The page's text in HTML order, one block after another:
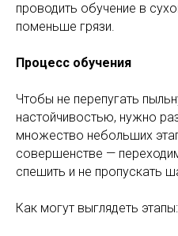
проводить обучение в
поменьше грязи.
Процесс обучения
Чтобы не перепугать
настойчивостью, нужно
множество небольших
совершенстве —
спешить и не пропускать
Как могут выглядеть этапы: